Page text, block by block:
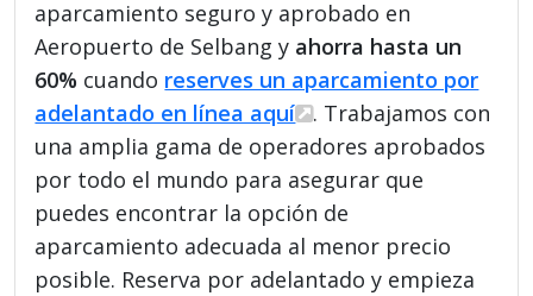
aparcamiento seguro y aprobado en
Aeropuerto de Selbang y ahorra hasta un
60% cuando reserves un aparcamiento por
adelantado en línea aquí
. Trabajamos con
una amplia gama de operadores aprobados
por todo el mundo para asegurar que
puedes encontrar la opción de
aparcamiento adecuada al menor precio
posible. Reserva por adelantado y empieza